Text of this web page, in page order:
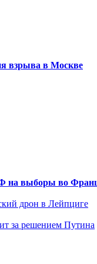
взрыва в Москве
на выборы во
дрон в Лейпциге
за решением Путина